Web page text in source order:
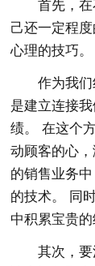
首先，
己还一定程
心理的技巧。
作为我
是建立连接
绩。 在这个
动顾客的心
的销售业务
的技术。 同
中积累宝贵的
其次，